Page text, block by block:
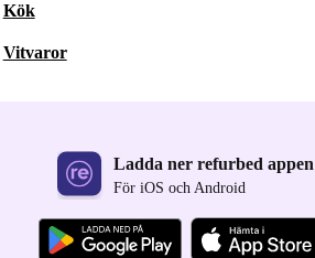
Kök
Vitvaror
Ladda ner refurbed appen
För iOS och Android